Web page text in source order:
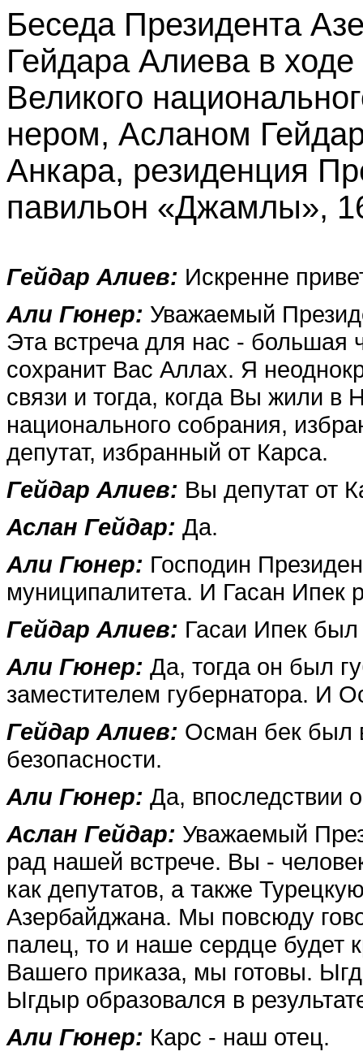
Беседа Президента
Гейдара Алиева в
Великого
нером, Асланом
Анкара, резиденция
павильон «Джамлы»,
Гейдар Алиев: Искренне
Али Гюнер: Уважаемый
Эта встреча для нас -
сохранит Вас Аллах. Я
связи и то­гда, когда Вы жили в
национального собрания,
депутат, избранный от Карса.
Гейдар Алиев: Вы депутат от
Аслан Гейдар: Да.
Али Гюнер: Господин
муниципалите­та. И Гасан Ипек
Гейдар Алиев: Гасаи Ипек
Али Гюнер: Да, тогда он был
заместителем губернатора. И
Гейдар Алиев: Осман бек был
безопасности.
Али Гюнер: Да, впоследст­вии
Аслан Гейдар: Уважаемый
рад нашей встрече. Вы -
как депутатов, а также
Азербайджана. Мы по­всюду
палец, то и на­ше сердце будет
Вашего приказа, мы готовы.
Ыгдыр образо­вался в
Али Гюнер: Карс - наш отец.